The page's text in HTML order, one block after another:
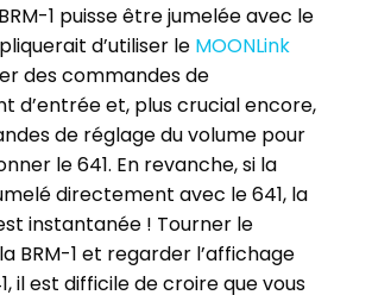
1 puisse être jumelée avec le
d’utiliser le MOONLink
des commandes de
d’entrée et, plus crucial encore,
de réglage du volume pour
le 641. En revanche, si la
directement avec le 641, la
instantanée ! Tourner le
BRM-1 et regarder l’affichage
il est difficile de croire que vous